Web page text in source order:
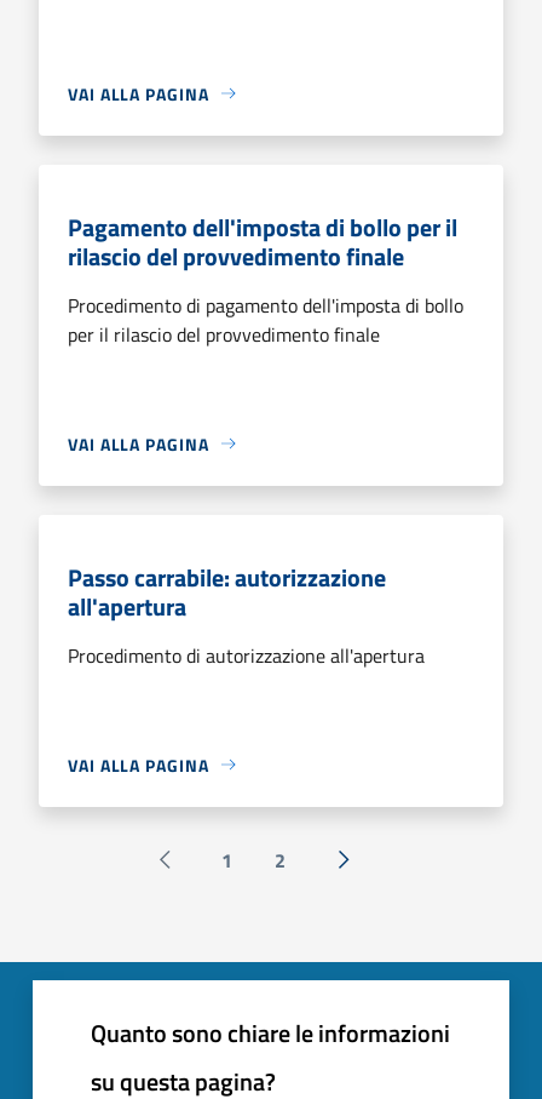
VAI ALLA PAGINA
Pagamento dell'imposta di bollo per il
rilascio del provvedimento finale
Procedimento di pagamento dell'imposta di bollo
per il rilascio del provvedimento finale
VAI ALLA PAGINA
Passo carrabile: autorizzazione
all'apertura
Procedimento di autorizzazione all'apertura
VAI ALLA PAGINA
Pagina precedente
1 2 Successiva »
Quanto sono chiare le informazioni
su questa pagina?